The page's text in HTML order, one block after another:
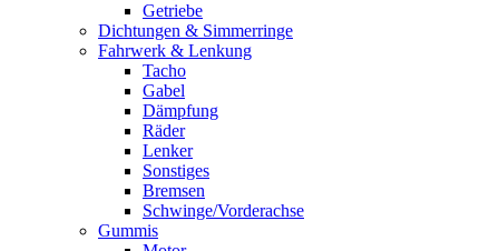
Getriebe
Dichtungen & Simmerringe
Fahrwerk & Lenkung
Tacho
Gabel
Dämpfung
Räder
Lenker
Sonstiges
Bremsen
Schwinge/Vorderachse
Gummis